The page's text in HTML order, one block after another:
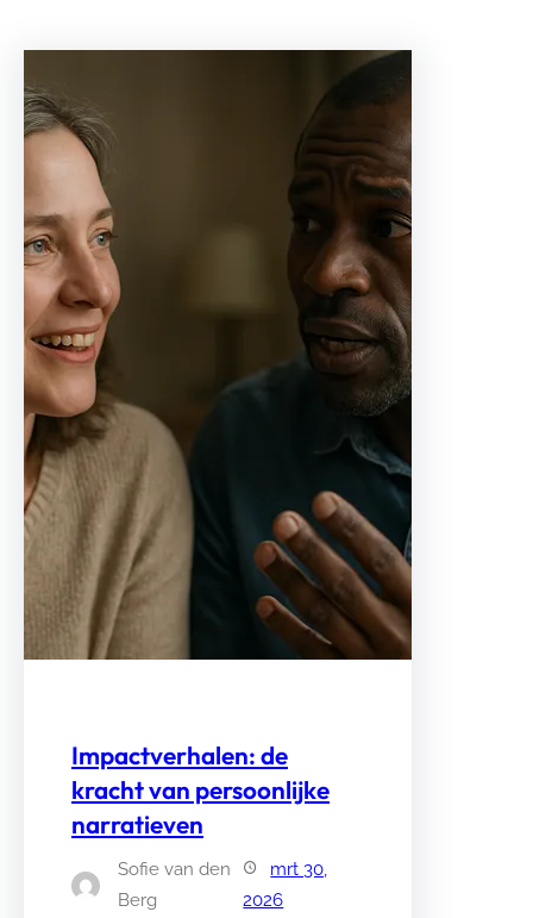
Impactverhalen: de
kracht van persoonlijke
narratieven
Sofie van den
Berg
mrt 30,
2026